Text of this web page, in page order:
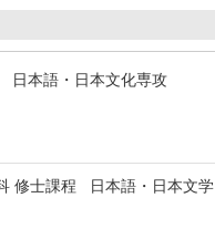
日本語・日本文化専攻
修士課程 日本語・日本文